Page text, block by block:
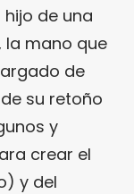
de una
la mano que
de
su retoño
y
crear el
y del